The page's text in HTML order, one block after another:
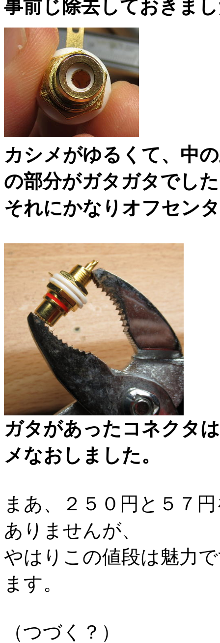
事前じ除去しておきま
カシメがゆるくて、中
の部分がガタガタでし
それにかなりオフセン
ガタがあったコネクタ
メなおしました。
まあ、２５０円と５７
ありませんが、
やはりこの値段は魅力
ます。
（つづく？）